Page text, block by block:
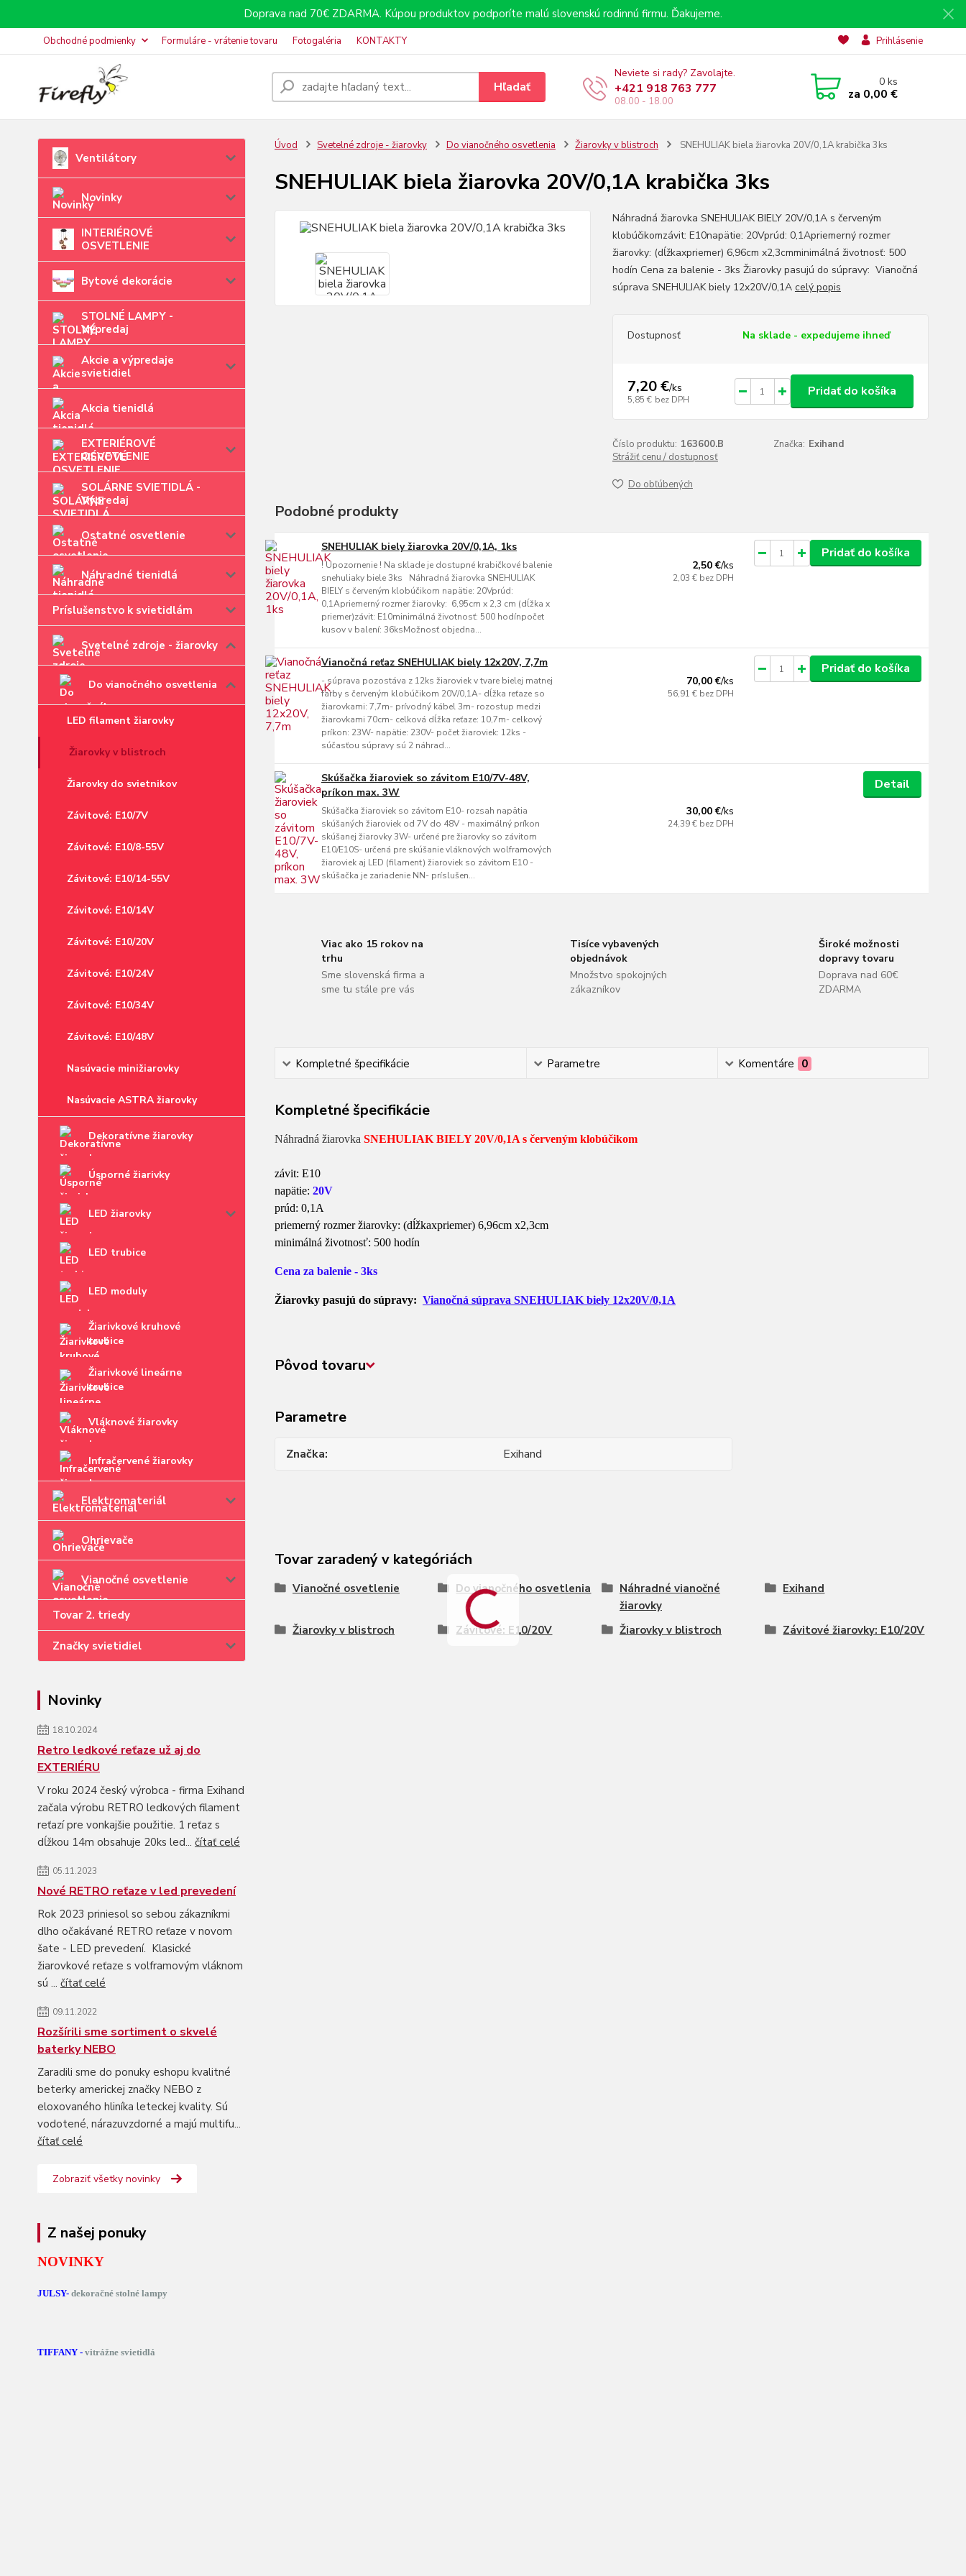
Doprava nad 70€ ZDARMA. Kúpou produktov podporíte malú slovenskú rodinnú firmu. Ďakujeme.
Obchodné podmienky Formuláre - vrátenie tovaru Fotogaléria KONTAKTY Prihlásenie
Hľadať
Neviete si rady? Zavolajte.
+421 918 763 777
08.00 - 18.00
0ks
za 0,00 €
Ventilátory
Novinky
INTERIÉROVÉ
OSVETLENIE
Bytové dekorácie
STOLNÉ LAMPY -
Výpredaj
Akcie a výpredaje
svietidiel
Akcia tienidlá
EXTERIÉROVÉ
OSVETLENIE
SOLÁRNE SVIETIDLÁ -
Výpredaj
Ostatné osvetlenie
Náhradné tienidlá
Príslušenstvo k svietidlám
Svetelné zdroje - žiarovky
Do vianočného osvetlenia
LED filament žiarovky
Žiarovky v blistroch
Žiarovky do svietnikov
Závitové: E10/7V
Závitové: E10/8-55V
Závitové: E10/14-55V
Závitové: E10/14V
Závitové: E10/20V
Závitové: E10/24V
Závitové: E10/34V
Závitové: E10/48V
Nasúvacie minižiarovky
Nasúvacie ASTRA žiarovky
Dekoratívne žiarovky
Úsporné žiarivky
LED žiarovky
LED trubice
LED moduly
Žiarivkové kruhové
trubice
Žiarivkové lineárne
trubice
Vláknové žiarovky
Infračervené žiarovky
Elektromateriál
Ohrievače
Vianočné osvetlenie
Tovar 2. triedy
Značky svietidiel
Novinky
18.10.2024
Retro ledkové reťaze už aj do
EXTERIÉRU
V roku 2024 český výrobca - firma Exihand
začala výrobu RETRO ledkových filament
reťazí pre vonkajšie použitie. 1 reťaz s
dĺžkou 14m obsahuje 20ks led... čítať celé
05.11.2023
Nové RETRO reťaze v led prevedení
Rok 2023 priniesol so sebou zákazníkmi
dlho očakávané RETRO reťaze v novom
šate - LED prevedení. Klasické
žiarovkové reťaze s volframovým vláknom
sú ... čítať celé
09.11.2022
Rozšírili sme sortiment o skvelé
baterky NEBO
Zaradili sme do ponuky eshopu kvalitné
beterky americkej značky NEBO z
eloxovaného hliníka leteckej kvality. Sú
vodotené, nárazuvzdorné a majú multifu...
čítať celé
Zobraziť všetky novinky
Z našej ponuky
NOVINKY
JULSY- dekoračné stolné lampy
TIFFANY - vitrážne svietidlá
Úvod Svetelné zdroje - žiarovky Do vianočného osvetlenia Žiarovky v blistroch SNEHULIAK biela žiarovka 20V/0,1A krabička 3ks
SNEHULIAK biela žiarovka 20V/0,1A krabička 3ks
Náhradná žiarovka SNEHULIAK BIELY 20V/0,1A s červeným
klobúčikomzávit: E10napätie: 20Vprúd: 0,1Apriemerný rozmer
žiarovky: (dĺžkaxpriemer) 6,96cm x2,3cmminimálná životnosť: 500
hodín Cena za balenie - 3ks Žiarovky pasujú do súpravy: Vianočná
súprava SNEHULIAK biely 12x20V/0,1A celý popis
Dostupnosť Na sklade - expedujeme ihneď
7,20 €/ks
5,85 € bez DPH
Pridať do košíka
Číslo produktu: 163600.B Značka: Exihand
Strážiť cenu / dostupnosť
Do obľúbených
Podobné produkty
SNEHULIAK biely žiarovka 20V/0,1A, 1ks
! Upozornenie ! Na sklade je dostupné krabičkové balenie
snehuliaky biele 3ks Náhradná žiarovka SNEHULIAK
BIELY s červeným klobúčikom napätie: 20Vprúd:
0,1Apriemerný rozmer žiarovky: 6,95cm x 2,3 cm (dĺžka x
priemer)závit: E10minimálná životnosť: 500 hodínpočet
kusov v balení: 36ksMožnosť objedna...
2,50 €/ks
2,03 € bez DPH
Pridať do košíka
Vianočná reťaz SNEHULIAK biely 12x20V, 7,7m
- súprava pozostáva z 12ks žiaroviek v tvare bielej matnej
farby s červeným klobúčikom 20V/0,1A- dĺžka reťaze so
žiarovkami: 7,7m- prívodný kábel 3m- rozostup medzi
žiarovkami 70cm- celková dĺžka reťaze: 10,7m- celkový
príkon: 23W- napätie: 230V- počet žiaroviek: 12ks -
súčasťou súpravy sú 2 náhrad...
70,00 €/ks
56,91 € bez DPH
Pridať do košíka
Skúšačka žiaroviek so závitom E10/7V-48V,
príkon max. 3W
Skúšačka žiaroviek so závitom E10- rozsah napätia
skúšaných žiaroviek od 7V do 48V - maximálný príkon
skúšanej žiarovky 3W- určené pre žiarovky so závitom
E10/E10S- určená pre skúšanie vláknových wolframových
žiaroviek aj LED (filament) žiaroviek so závitom E10 -
skúšačka je zariadenie NN- príslušen...
30,00 €/ks
24,39 € bez DPH
Detail
Viac ako 15 rokov na
trhu
Sme slovenská firma a
sme tu stále pre vás
Tisíce vybavených
objednávok
Množstvo spokojných
zákazníkov
Široké možnosti
dopravy tovaru
Doprava nad 60€
ZDARMA
Kompletné špecifikácie Parametre Komentáre 0
Kompletné špecifikácie
Náhradná žiarovka SNEHULIAK BIELY 20V/0,1A s červeným klobúčikom
závit: E10
napätie: 20V
prúd: 0,1A
priemerný rozmer žiarovky: (dĺžkaxpriemer) 6,96cm x2,3cm
minimálná životnosť: 500 hodín
Cena za balenie - 3ks
Žiarovky pasujú do súpravy: Vianočná súprava SNEHULIAK biely 12x20V/0,1A
Pôvod tovaru
Parametre
Značka Exihand
Tovar zaradený v kategóriách
Vianočné osvetlenie Do vianočného osvetlenia
Náhradné vianočné
žiarovky
Exihand
Žiarovky v blistroch Závitové: E10/20V Žiarovky v blistroch Závitové žiarovky: E10/20V